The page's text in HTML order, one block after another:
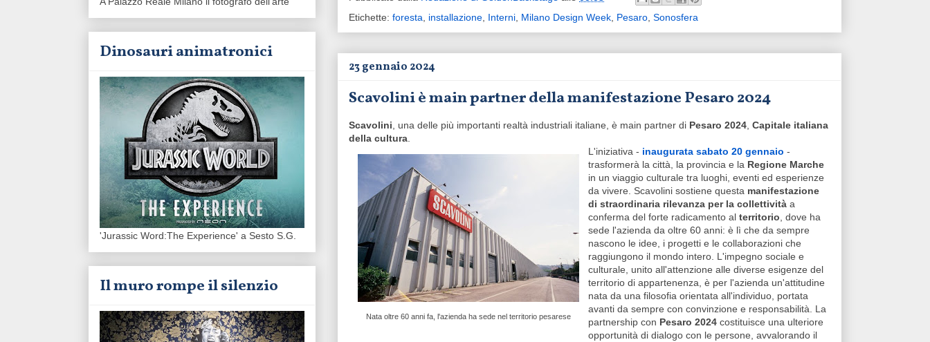
Etichette: foresta, installazione, Interni, Milano Design Week, Pesaro, Sonosfera
23 gennaio 2024
Scavolini è main partner della manifestazione Pesaro 2024
Scavolini, una delle più importanti realtà industriali italiane, è main partner di Pesaro 2024, Capitale italiana
della cultura.
Nata oltre 60 anni fa, l'azienda ha sede nel territorio pesarese
L'iniziativa - inaugurata sabato 20 gennaio -
trasformerà la città, la provincia e la Regione Marche
in un viaggio culturale tra luoghi, eventi ed esperienze
da vivere. Scavolini sostiene questa manifestazione
di straordinaria rilevanza per la collettività a
conferma del forte radicamento al territorio, dove ha
sede l'azienda da oltre 60 anni: è lì che da sempre
nascono le idee, i progetti e le collaborazioni che
raggiungono il mondo intero. L'impegno sociale e
culturale, unito all'attenzione alle diverse esigenze del
territorio di appartenenza, è per l'azienda un'attitudine
nata da una filosofia orientata all'individuo, portata
avanti da sempre con convinzione e responsabilità. La
partnership con Pesaro 2024 costituisce una ulteriore
opportunità di dialogo con le persone, avvalorando il
Dinosauri animatronici
'Jurassic Word:The Experience' a Sesto S.G.
Il muro rompe il silenzio